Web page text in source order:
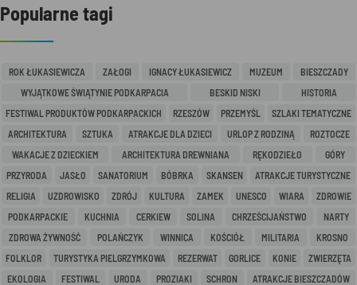
Popularne tagi
ROK ŁUKASIEWICZA ZAŁOGI IGNACY ŁUKASIEWICZ MUZEUM
BIESZCZADY
WYJĄTKOWE ŚWIĄTYNIE PODKARPACIA
BESKID NISKI
HISTORIA
FESTIWAL PRODUKTÓW PODKARPACKICH
RZESZÓW PRZEMYŚL
SZLAKI TEMATYCZNE
ARCHITEKTURA
SZTUKA ATRAKCJE DLA DZIECI URLOP Z RODZINĄ
ROZTOCZE
WAKACJE Z DZIECKIEM
ARCHITEKTURA DREWNIANA RĘKODZIEŁO
GÓRY
PRZYRODA
JASŁO SANATORIUM BÓBRKA SKANSEN
ATRAKCJE TURYSTYCZNE
RELIGIA
UZDROWISKO ZDRÓJ KULTURA ZAMEK UNESCO WIARA
ZDROWIE
PODKARPACKIE
KUCHNIA CERKIEW SOLINA CHRZEŚCIJAŃSTWO
NARTY
ZDROWA ŻYWNOŚĆ
POLAŃCZYK WINNICA KOŚCIÓŁ MILITARIA
KROSNO
FOLKLOR
TURYSTYKA PIELGRZYMKOWA REZERWAT GORLICE KONIE
ZWIERZĘTA
EKOLOGIA
FESTIWAL URODA PROZIAKI SCHRON
ATRAKCJE BIESZCZADÓW